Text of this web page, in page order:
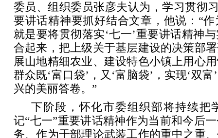
委员、组织委员张彦夫认为，学习贯彻
要讲话精神要抓好结合文章，他说：“
就是要将贯彻落实‘七一’重要讲话精神
合起来，把上级关于基层建设的决策部
展山地精细农业、建设特色小镇上用心
群众既‘富口袋’，又‘富脑袋’，实现‘双
兴的美丽答卷。”
下阶段，怀化市委组织部将持续把
记“七一”重要讲话精神作为当前和今后
务、作为干部理论武装工作的重中之重